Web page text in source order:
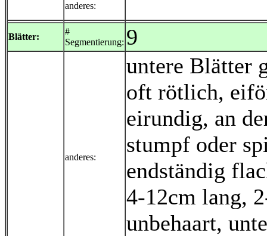
anderes:
Blätter:
#
Segmentierung: 9
anderes:
untere Blätter
oft rötlich,
eirundig, an
stumpf oder
endständig
4-12cm lang,
unbehaart,